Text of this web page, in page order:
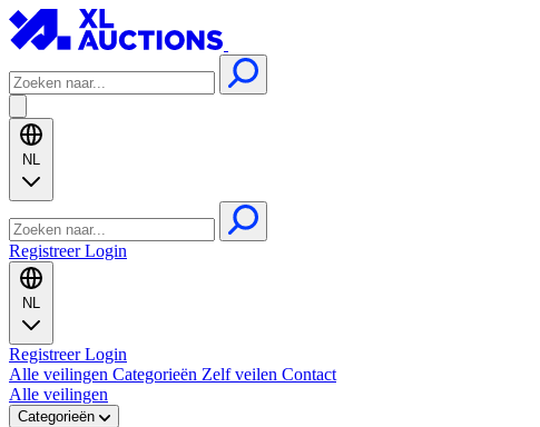
NL
RegistreerLogin
NL
RegistreerLogin
Alle veilingen Categorieën Zelf veilen Contact
Alle veilingen
Categorieën